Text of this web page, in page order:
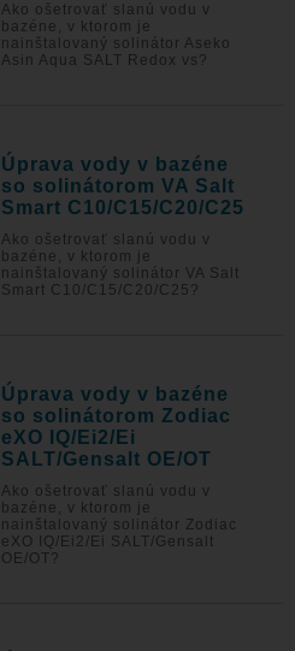
Ako ošetrovať slanú vodu v
bazéne, v ktorom je
nainštalovaný solinátor Aseko
Asin Aqua SALT Redox vs?
Úprava vody v bazéne
so solinátorom VA Salt
Smart C10/C15/C20/C25
Ako ošetrovať slanú vodu v
bazéne, v ktorom je
nainštalovaný solinátor VA Salt
Smart C10/C15/C20/C25?
Úprava vody v bazéne
so solinátorom Zodiac
eXO IQ/Ei2/Ei
SALT/Gensalt OE/OT
Ako ošetrovať slanú vodu v
bazéne, v ktorom je
nainštalovaný solinátor Zodiac
eXO IQ/Ei2/Ei SALT/Gensalt
OE/OT?